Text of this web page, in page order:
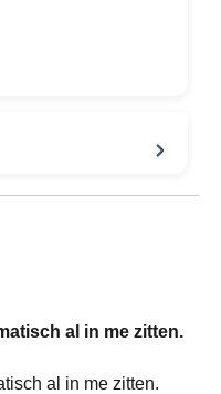
4 van de 5 sterren
al in me zitten.
al in me zitten.